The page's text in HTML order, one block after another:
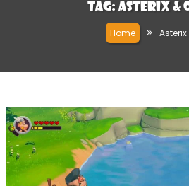
Tag: Asterix &
Home Asterix